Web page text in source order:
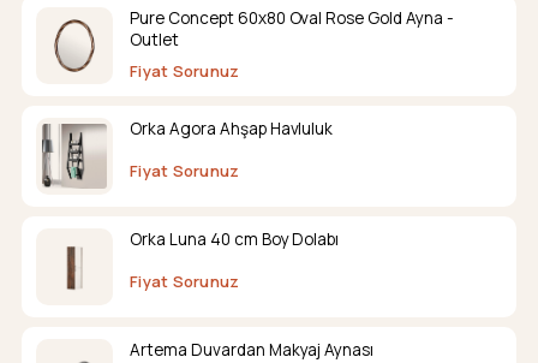
Pure Concept 60x80 Oval Rose Gold Ayna -
Outlet
Fiyat Sorunuz
Orka Agora Ahşap Havluluk
Fiyat Sorunuz
Orka Luna 40 cm Boy Dolabı
Fiyat Sorunuz
Artema Duvardan Makyaj Aynası